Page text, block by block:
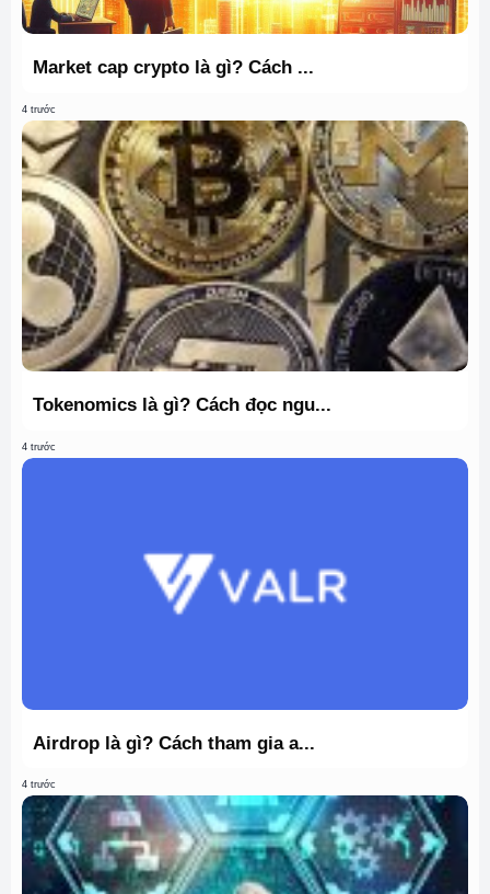
Market cap crypto là gì? Cách ...
4 trước
Tokenomics là gì? Cách đọc ngu...
4 trước
Airdrop là gì? Cách tham gia a...
4 trước